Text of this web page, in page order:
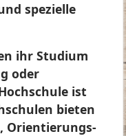
spezielle
ihr Studium
oder
ist
bieten
Orientierungs-